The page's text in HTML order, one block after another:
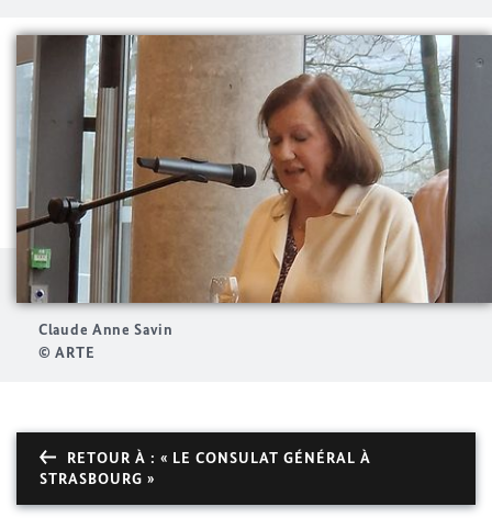
Claude Anne Savin
© ARTE
RETOUR À : « LE CONSULAT GÉNÉRAL À
STRASBOURG »